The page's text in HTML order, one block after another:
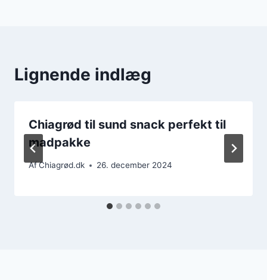
Lignende indlæg
Chiagrød til sund snack perfekt til
madpakke
AfChiagrød.dk 26. december 2024